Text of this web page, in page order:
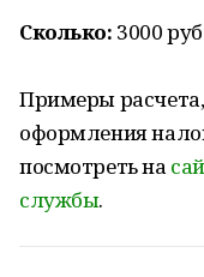
Сколько: 3000
Примеры
оформления
посмотреть на
службы.